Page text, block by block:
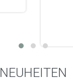
NEUHEITEN